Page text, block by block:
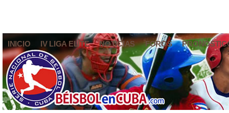
INICIO IV LIGA ELITE NOTICIAS FOROS